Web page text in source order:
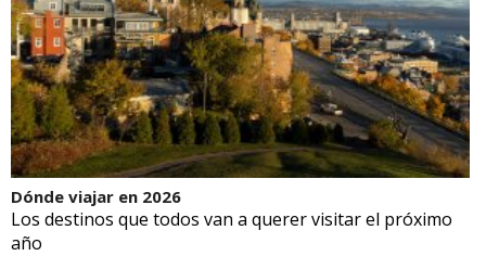
Dónde viajar en 2026
Los destinos que todos van a querer visitar el próximo
año